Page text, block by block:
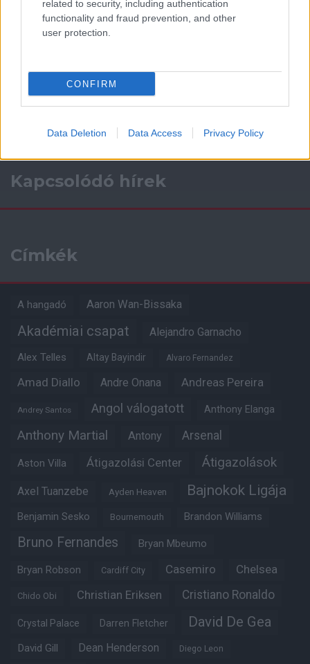
related to security, including authentication
functionality and fraud prevention, and other
user protection.
CONFIRM
Data Deletion Data Access Privacy Policy
Támogatás
a ManUtdFanatics.hu működését!
Kapcsolódó hírek
Címkék
A hangadó Aaron Wan-Bissaka
Akadémiai csapat Alejandro Garnacho
Alex Telles Altay Bayindir Alvaro Fernandez
Amad Diallo Andre Onana Andreas Pereira
Andrey Santos Angol válogatott Anthony Elanga
Anthony Martial Antony Arsenal
Aston Villa Átigazolási Center Átigazolások
Axel Tuanzebe Ayden Heaven Bajnokok Ligája
Benjamin Sesko Bournemouth Brandon Williams
Bruno Fernandes Bryan Mbeumo
Bryan Robson Cardiff City Casemiro Chelsea
Chido Obi Christian Eriksen Cristiano Ronaldo
Crystal Palace Darren Fletcher David De Gea
David Gill Dean Henderson Diego Leon